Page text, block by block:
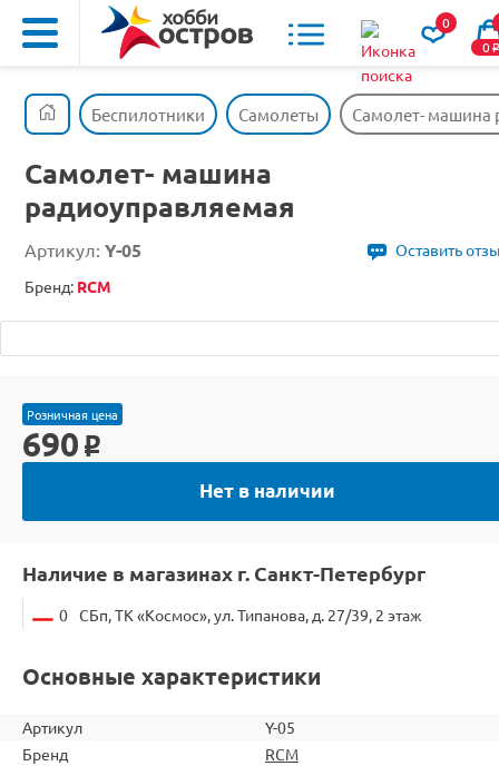
0
0o
Беспилотники Самолеты Самолет- машина
Самолет- машина
радиоуправляемая
Артикул: Y-05
Оставить
Бренд: RCM
Розничная цена
690 o
Нет в наличии
Наличие в магазинах г. Санкт-Петербург
0 СБп, ТК «Космос», ул. Типанова, д. 27/39, 2 этаж
Основные характеристики
Артикул
Y-05
Бренд
RCM